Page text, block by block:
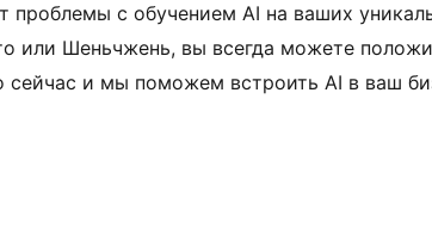
проблемы с обучением AI на ваших
или Шеньчжень, вы всегда можете
и мы поможем встроить AI в ваш